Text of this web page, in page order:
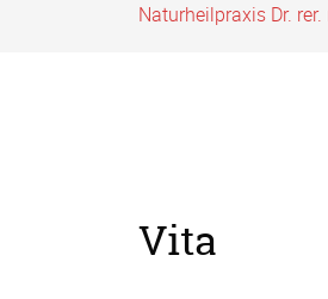
Naturheilpraxis Dr.
Vita